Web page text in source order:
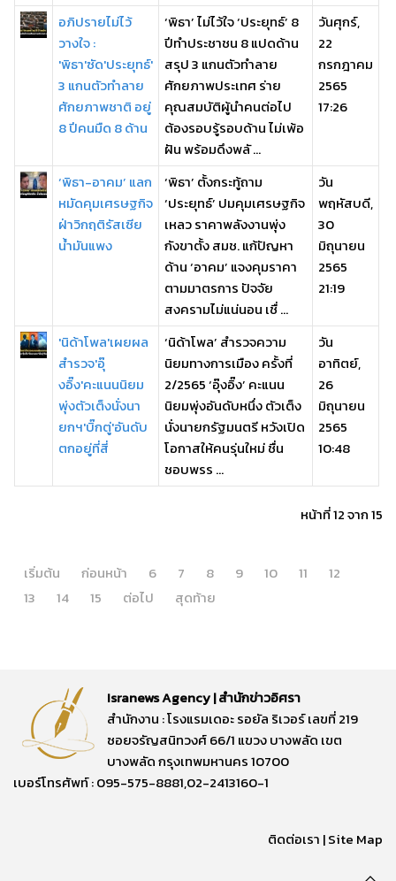
อภิปรายไม่ไว้
วางใจ :
'พิธา'ซัด'ประยุทธ์'
3 แกนตัวทำลาย
ศักยภาพชาติ อยู่
8 ปีคนมืด 8 ด้าน
‘พิธา’ ไม่ไว้ใจ ‘ประยุทธ์’ 8
ปีทำประชาชน 8 แปดด้าน
สรุป 3 แกนตัวทำลาย
ศักยภาพประเทศ ร่าย
คุณสมบัติผู้นำคนต่อไป
ต้องรอบรู้รอบด้าน ไม่เพ้อ
ฝัน พร้อมดึงพลั ...
วันศุกร์,
22
กรกฎาคม
2565
17:26
‘พิธา-อาคม’ แลก
หมัดคุมเศรษฐกิจ
ฝ่าวิกฤติรัสเซีย
น้ำมันแพง
‘พิธา’ ตั้งกระทู้ถาม
‘ประยุทธ์’ ปมคุมเศรษฐกิจ
เหลว ราคาพลังงานพุ่ง
กังขาตั้ง สมช. แก้ปัญหา
ด้าน ‘อาคม’ แจงคุมราคา
ตามมาตรการ ปัจจัย
สงครามไม่แน่นอน เชื่ ...
วัน
พฤหัสบดี,
30
มิถุนายน
2565
21:19
'นิด้าโพล'เผยผล
สำรวจ'อุ๊
งอิ๊ง'คะแนนนิยม
พุ่งตัวเต็งนั่งนา
ยกฯ'บิ๊กตู่'อันดับ
ตกอยู่ที่สี่
‘นิด้าโพล’ สำรวจความ
นิยมทางการเมือง ครั้งที่
2/2565 ‘อุ๊งอิ๊ง’ คะแนน
นิยมพุ่งอันดับหนึ่ง ตัวเต็ง
นั่งนายกรัฐมนตรี หวังเปิด
โอกาสให้คนรุ่นใหม่ ชื่น
ชอบพรร ...
วัน
อาทิตย์,
26
มิถุนายน
2565
10:48
หน้าที่ 12 จาก 15
เริ่มต้น ก่อนหน้า 6 7 8 9 10 11
12
13
14 15 ต่อไป สุดท้าย
Isranews Agency | สำนักข่าวอิศรา
สำนักงาน : โรงแรมเดอะ รอยัล ริเวอร์ เลขที่ 219
ซอยจรัญสนิทวงศ์ 66/1 แขวง บางพลัด เขต
บางพลัด กรุงเทพมหานคร 10700
เบอร์โทรศัพท์ : 095-575-8881,02-2413160-1
ติดต่อเรา |Site Map